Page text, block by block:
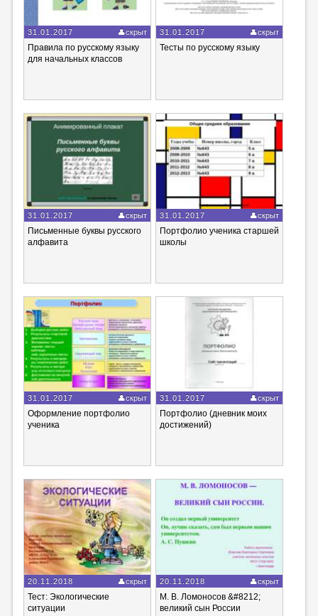
31.01.2017 скрыт
Правила по русскому языку
для начальных классов
31.01.2017 скрыт
Тесты по русскому языку
31.01.2017 скрыт
Письменные буквы русского
алфавита
31.01.2017 скрыт
Портфолио ученика старшей
школы
31.01.2017 скрыт
Оформление портфолио
ученика
31.01.2017 скрыт
Портфолио (дневник моих
достижений)
20.11.2018 скрыт
Тест: Экологические
ситуации
20.11.2018 скрыт
М. В. Ломоносов &#8212;
великий сын России